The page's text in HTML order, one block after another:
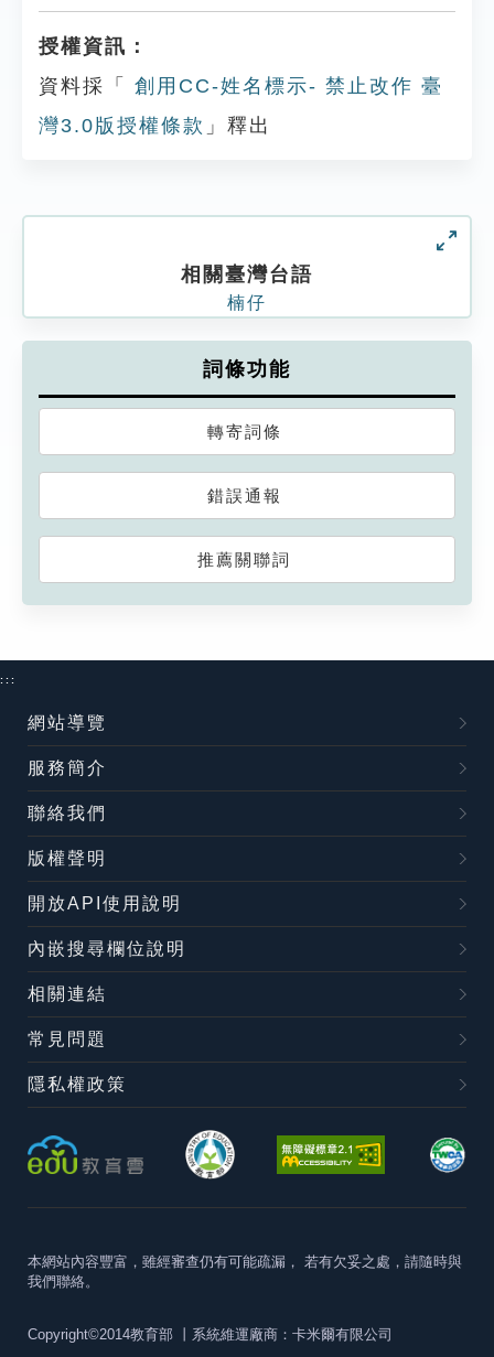
授權資訊：
資料採「
創用CC-姓名標示- 禁止改作 臺
灣3.0版授權條款 」釋出
相關臺灣台語
楠仔
詞條功能
轉寄詞條
錯誤通報
推薦關聯詞
:::
網站導覽
服務簡介
聯絡我們
版權聲明
開放API使用說明
內嵌搜尋欄位說明
相關連結
常見問題
隱私權政策
本網站內容豐富，雖經審查仍有可能疏漏， 若有欠妥之處，請隨時與
我們聯絡。
Copyright©2014教育部 丨系統維運廠商：卡米爾有限公司